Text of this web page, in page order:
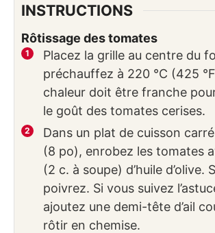
INSTRUCTIONS
Rôtissage des tomates
Placez la grille au centre du
préchauffez à 220 °C (425
chaleur doit être franche
le goût des tomates cerises.
Dans un plat de cuisson
(8 po), enrobez les tomates
(2 c. à soupe) d’huile d’olive.
poivrez. Si vous suivez
ajoutez une demi-tête d’ail
rôtir en chemise.